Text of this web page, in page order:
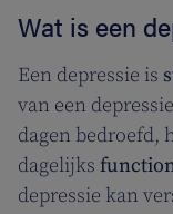
Wat is een
Een depressie is
van een
dagen bedroefd,
dagelijks
depressie kan